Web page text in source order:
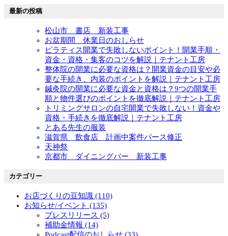
最新の投稿
松山市 書店 新装工事
お盆期間 休業日のおしらせ
ピラティス開業で失敗しないポイント！開業手順・
資金・資格・集客のコツを解説｜テナント工房
整体院の開業に必要な資格は？開業資金の目安や必
要な手続き、内装のポイントを解説｜テナント工房
鍼灸院の開業に必要な資金と資格は？9つの開業手
順と物件選びのポイントを徹底解説｜テナント工房
トリミングサロンの自宅開業で失敗しない！資金や
資格・手続きを徹底解説｜テナント工房
とある先生の服装
滋賀県 飲食店 計画中案件パース修正
天神祭
京都市 ダイニングバー 新装工事
カテゴリー
お店づくりの豆知識 (110)
お知らせ/イベント (135)
プレスリリース (5)
補助金情報 (14)